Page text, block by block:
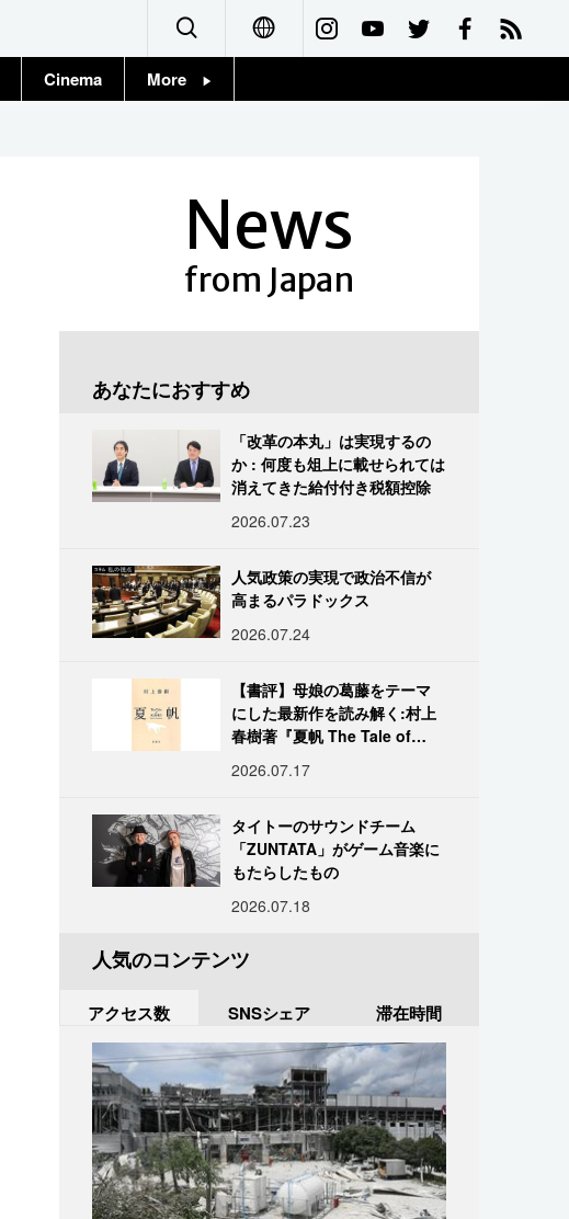
Français
Cinema More
News
from Japan
あなたにおすすめ
「改革の本丸」は実現するの
か : 何度も俎上に載せられては
消えてきた給付付き税額控除
2026.07.23
人気政策の実現で政治不信が
高まるパラドックス
2026.07.24
【書評】母娘の葛藤をテーマ
にした最新作を読み解く:村上
春樹著『夏帆 The Tale of
2026.07.17
タイトーのサウンドチーム
「ZUNTATA」がゲーム音楽に
もたらしたもの
2026.07.18
人気のコンテンツ
アクセス数 SNSシェア 滞在時間